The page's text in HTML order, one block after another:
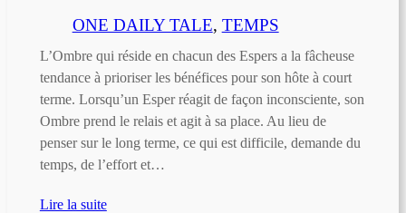
ONE DAILY TALE, TEMPS
L’Ombre qui réside en chacun des Espers a la fâcheuse
tendance à prioriser les bénéfices pour son hôte à court
terme. Lorsqu’un Esper réagit de façon inconsciente, son
Ombre prend le relais et agit à sa place. Au lieu de
penser sur le long terme, ce qui est difficile, demande du
temps, de l’effort et…
Lire la suite